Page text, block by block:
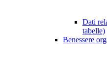
Dati
tabelle)
Benessere